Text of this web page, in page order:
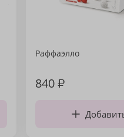
Раффаэлло
840₽